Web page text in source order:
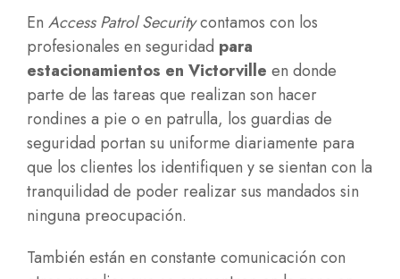
En Access Patrol Securitycontamos con los
profesionales en seguridad para
estacionamientos en Victorville en donde
parte de las tareas que realizan son hacer
rondines a pie o en patrulla, los guardias de
seguridad portan su uniforme diariamente para
que los clientes los identifiquen y se sientan con la
tranquilidad de poder realizar sus mandados sin
ninguna preocupación.
También están en constante comunicación con